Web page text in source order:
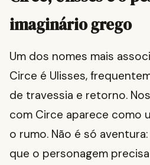
imaginário grego
Um dos nomes mais
Circe é Ulisses,
de travessia e retorno.
com Circe aparece como
o rumo. Não é só
que o personagem